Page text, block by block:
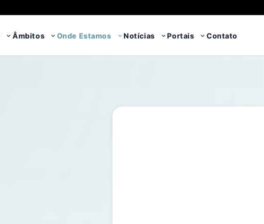
Âmbitos Onde Estamos Notícias Portais Contato